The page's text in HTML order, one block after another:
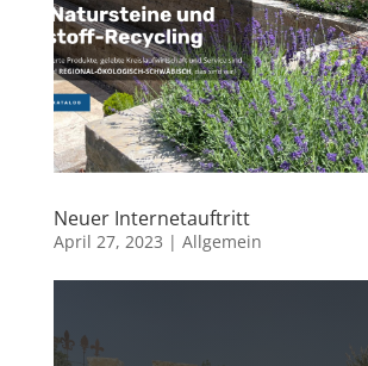
Neuer Internetauftritt
April 27, 2023 | Allgemein